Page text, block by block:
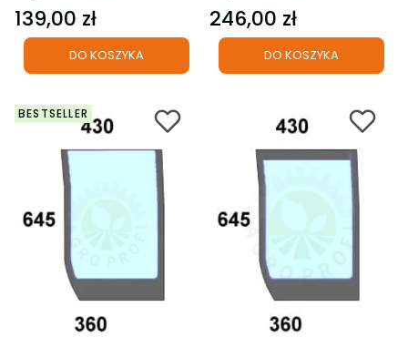
Cena
139,00 zł
DO KOSZYKA
Cena
246,00 zł
DO KOSZYKA
BESTSELLER